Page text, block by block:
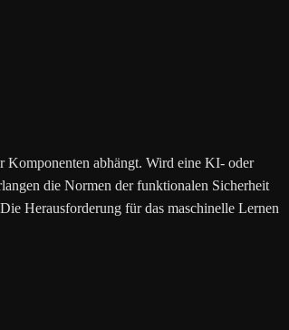
Komponenten abhängt. Wird eine KI- oder
die Normen der funktionalen Sicherheit
Herausforderung für das maschinelle Lernen